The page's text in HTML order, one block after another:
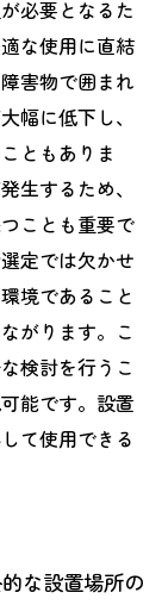
必要となるた
な使用に直結
害物で囲まれ
幅に低下し、
ともありま
生するため、
ことも重要で
定では欠かせ
境であること
がります。こ
検討を行うこ
能です。設置
て使用できる
な設置場所の